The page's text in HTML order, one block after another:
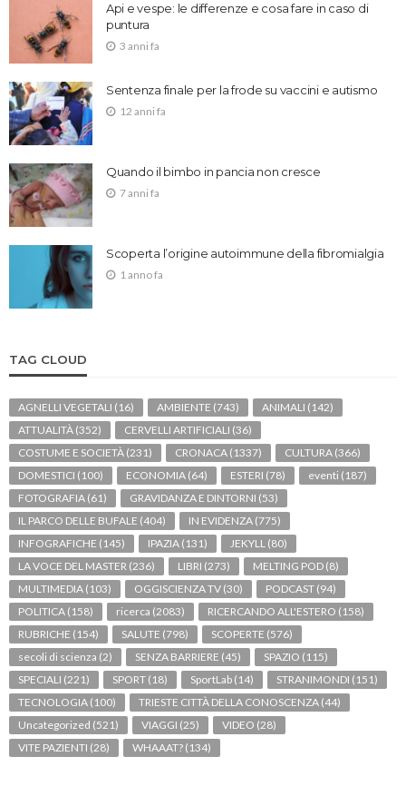
Api e vespe: le differenze e cosa fare in caso di
puntura
3 anni fa
Sentenza finale per la frode su vaccini e autismo
12 anni fa
Quando il bimbo in pancia non cresce
7 anni fa
Scoperta l’origine autoimmune della fibromialgia
1 anno fa
TAG CLOUD
AGNELLI VEGETALI (16) AMBIENTE (743) ANIMALI (142)
ATTUALITÀ (352) CERVELLI ARTIFICIALI (36)
COSTUME E SOCIETÀ (231) CRONACA (1337) CULTURA (366)
DOMESTICI (100) ECONOMIA (64) ESTERI (78) eventi (187)
FOTOGRAFIA (61) GRAVIDANZA E DINTORNI (53)
IL PARCO DELLE BUFALE (404) IN EVIDENZA (775)
INFOGRAFICHE (145) IPAZIA (131) JEKYLL (80)
LA VOCE DEL MASTER (236) LIBRI (273) MELTING POD (8)
MULTIMEDIA (103) OGGISCIENZA TV (30) PODCAST (94)
POLITICA (158) ricerca (2083) RICERCANDO ALL'ESTERO (158)
RUBRICHE (154) SALUTE (798) SCOPERTE (576)
secoli di scienza (2) SENZA BARRIERE (45) SPAZIO (115)
SPECIALI (221) SPORT (18) SportLab (14) STRANIMONDI (151)
TECNOLOGIA (100) TRIESTE CITTÀ DELLA CONOSCENZA (44)
Uncategorized (521) VIAGGI (25) VIDEO (28)
VITE PAZIENTI (28) WHAAAT? (134)